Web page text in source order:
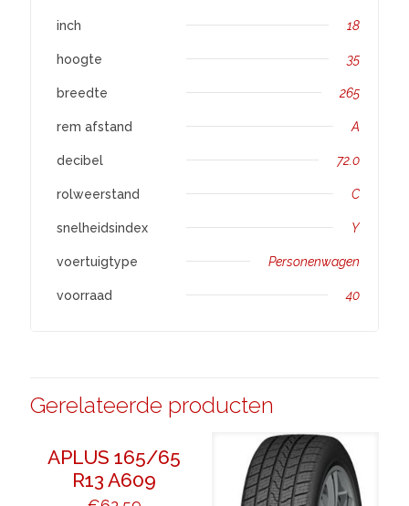
inch 18
hoogte 35
breedte 265
rem afstand A
decibel 72.0
rolweerstand C
snelheidsindex Y
voertuigtype Personenwagen
voorraad 40
Gerelateerde producten
APLUS 165/65
R13 A609